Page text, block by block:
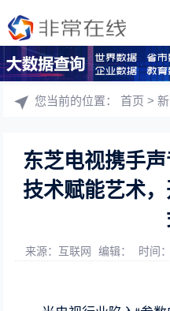
您当前的位置：首页 >
东芝电视携手
技术赋能艺术
来源：互联网 编辑： 时间